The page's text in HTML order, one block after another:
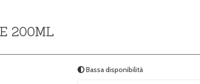
200ML
Bassa disponibilità